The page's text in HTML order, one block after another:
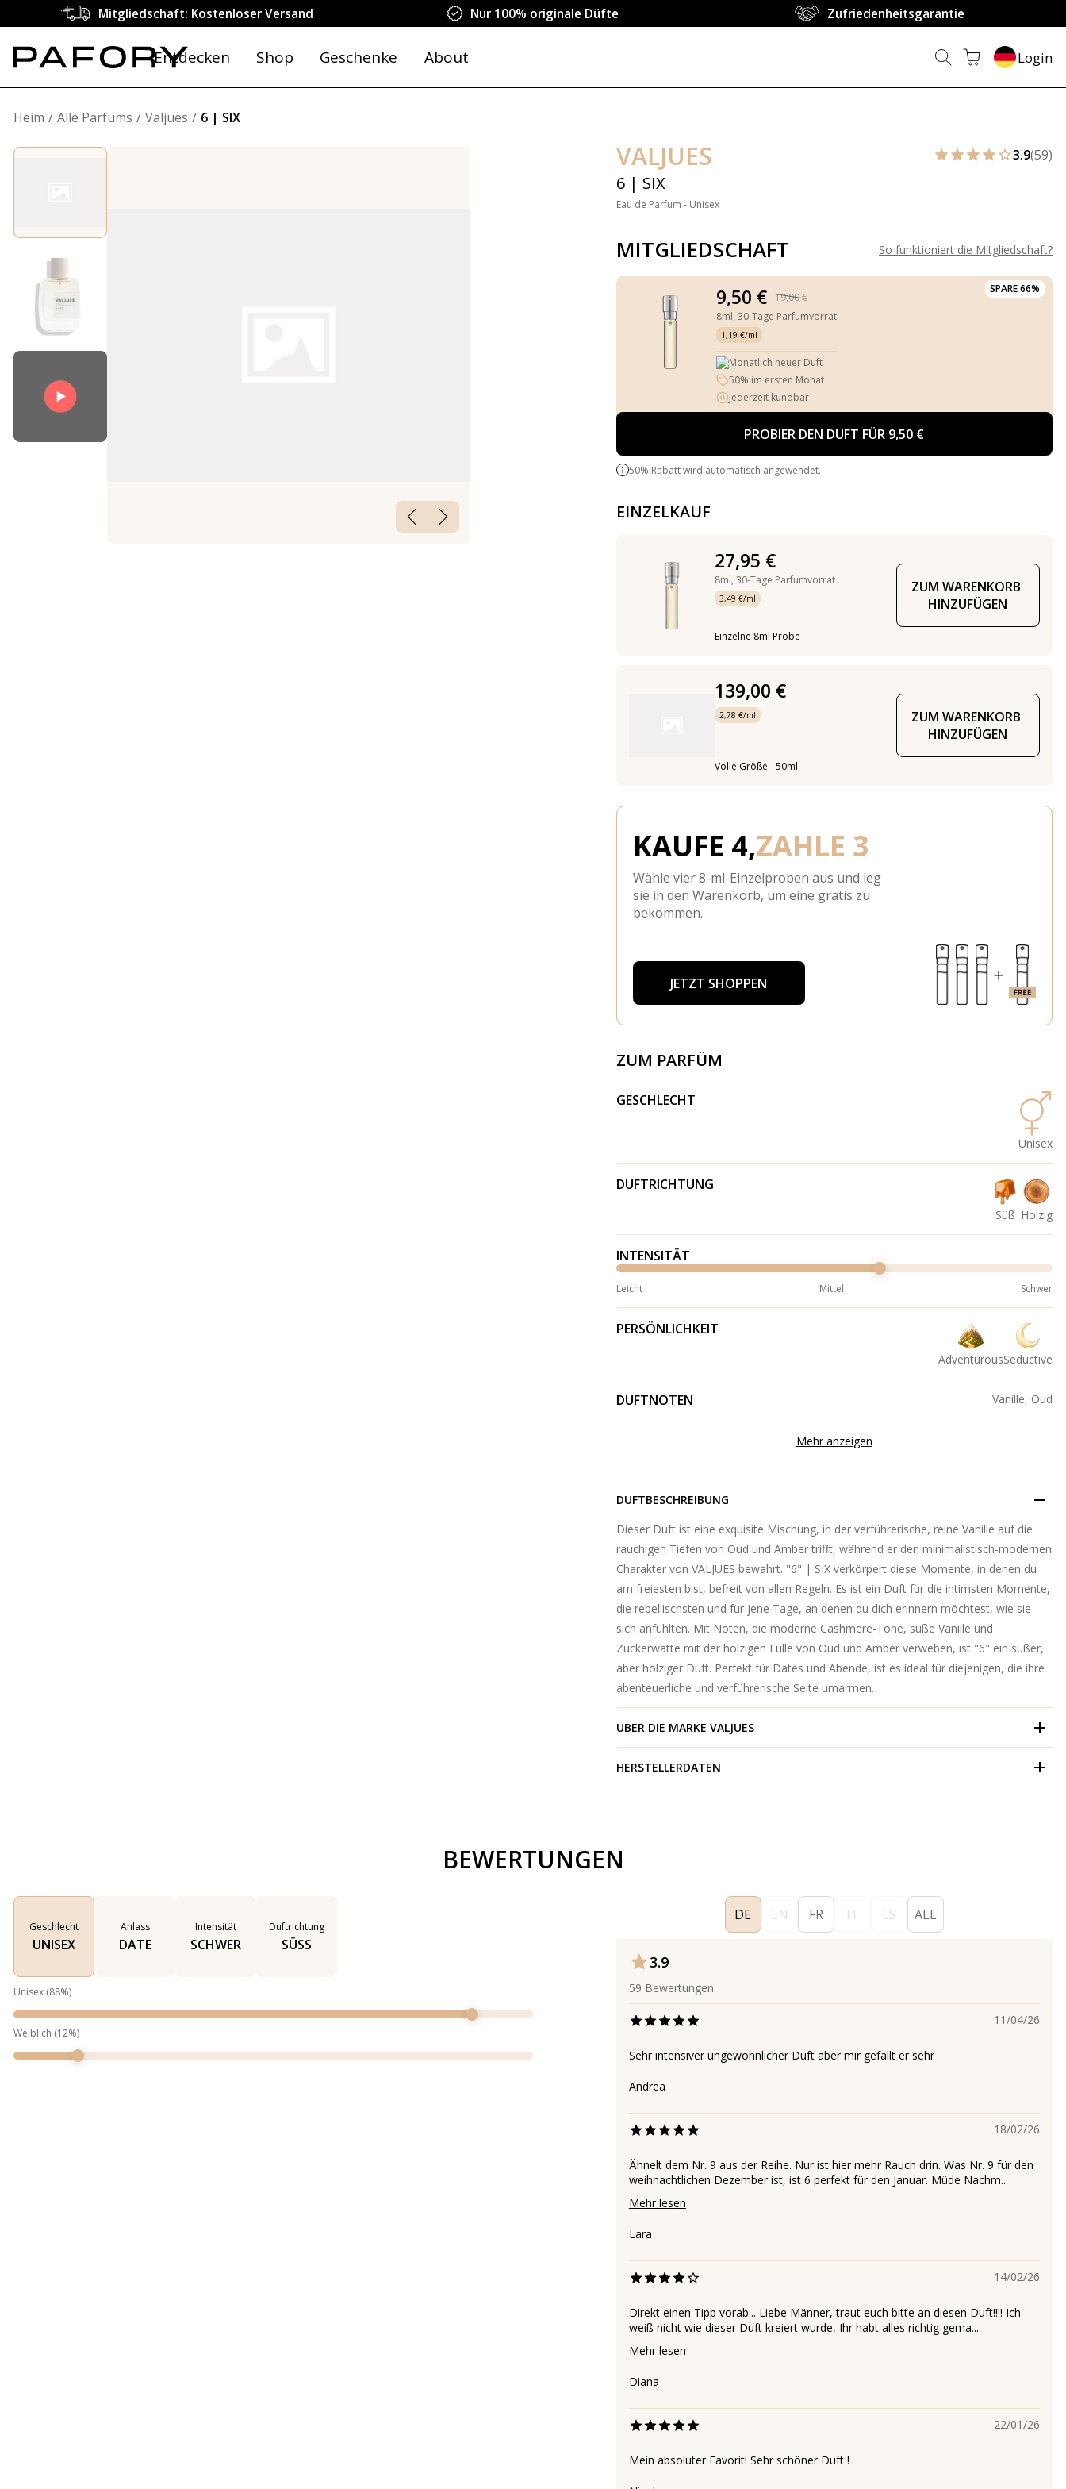
Mitgliedschaft: Kostenloser Versand Nur 100% originale Düfte Zufriedenheitsgarantie
Entdecken Shop Geschenke About Login
Heim Alle Parfums Valjues 6 | SIX
VALJUES
6 | SIX
Eau de Parfum - Unisex
3.9(59)
MITGLIEDSCHAFT So funktioniert die Mitgliedschaft?
SPARE 66%
9,50 €
19,00 €
8ml, 30-Tage Parfumvorrat
1,19 €/ml
Monatlich neuer Duft
50% im ersten Monat
Jederzeit kündbar
PROBIER DEN DUFT FÜR 9,50 €
50% Rabatt wird automatisch angewendet.
EINZELKAUF
27,95 €
8ml, 30-Tage Parfumvorrat
3,49 €/ml
Einzelne 8ml Probe
ZUM WARENKORB
HINZUFÜGEN
139,00 €
2,78 €/ml
Volle Größe - 50ml
ZUM WARENKORB
HINZUFÜGEN
KAUFE 4,ZAHLE 3
Wähle vier 8-ml-Einzelproben aus und leg
sie in den Warenkorb, um eine gratis zu
bekommen.
JETZT SHOPPEN
ZUM PARFÜM
GESCHLECHT
Unisex
DUFTRICHTUNG
Süß Holzig
INTENSITÄT
Leicht Mittel Schwer
PERSÖNLICHKEIT
AdventurousSeductive
DUFTNOTEN Vanille, Oud
Mehr anzeigen
DUFTBESCHREIBUNG
Dieser Duft ist eine exquisite Mischung, in der verführerische, reine Vanille auf die
rauchigen Tiefen von Oud und Amber trifft, während er den minimalistisch-modernen
Charakter von VALJUES bewahrt. "6" | SIX verkörpert diese Momente, in denen du
am freiesten bist, befreit von allen Regeln. Es ist ein Duft für die intimsten Momente,
die rebellischsten und für jene Tage, an denen du dich erinnern möchtest, wie sie
sich anfühlten. Mit Noten, die moderne Cashmere-Töne, süße Vanille und
Zuckerwatte mit der holzigen Fülle von Oud und Amber verweben, ist "6" ein süßer,
aber holziger Duft. Perfekt für Dates und Abende, ist es ideal für diejenigen, die ihre
abenteuerliche und verführerische Seite umarmen.
ÜBER DIE MARKE VALJUES
HERSTELLERDATEN
BEWERTUNGEN
Geschlecht
UNISEX
Anlass
DATE
Intensität
SCHWER
Duftrichtung
SÜSS
Unisex (88%)
Weiblich (12%)
DE EN FR IT ES ALL
3.9
59 Bewertungen
11/04/26
Sehr intensiver ungewöhnlicher Duft aber mir gefällt er sehr
Andrea
18/02/26
Ähnelt dem Nr. 9 aus der Reihe. Nur ist hier mehr Rauch drin. Was Nr. 9 für den
weihnachtlichen Dezember ist, ist 6 perfekt für den Januar. Müde Nachm...
Mehr lesen
Lara
14/02/26
Direkt einen Tipp vorab... Liebe Männer, traut euch bitte an diesen Duft!!!! Ich
weiß nicht wie dieser Duft kreiert wurde, Ihr habt alles richtig gema...
Mehr lesen
Diana
22/01/26
Mein absoluter Favorit! Sehr schöner Duft !